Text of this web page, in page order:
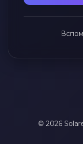
© 2026